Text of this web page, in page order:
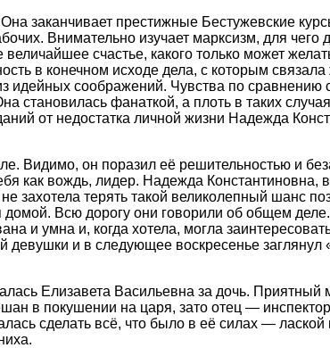
заканчивает престижные Бестужевские
Внимательно изучает марксизм, для чего
счастье, какого только может
в конечном исходе дела, с которым
идейных соображений. Чувства по сравнению
становилась фанаткой, а плоть в таких
от недостатка личной жизни Надежда
Видимо, он поразил её решительностью и
как вождь, лидер. Надежда Константиновна,
захотела терять такой великолепный шанс
домой. Всю дорогу они говорили об общем деле.
и умна и, когда хотела, могла
девушки и в следующее воскресенье заглянул
Елизавета Васильевна за дочь. Приятный
в покушении на царя, зато отец —
сделать всё, что было в её силах — лаской